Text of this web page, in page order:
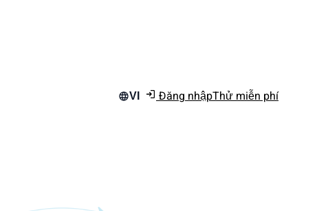
VI Đăng nhậpThử miễn phí